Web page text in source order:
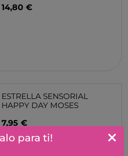
14,80 €
ESTRELLA SENSORIAL
HAPPY DAY MOSES
7,95 €
para ti!